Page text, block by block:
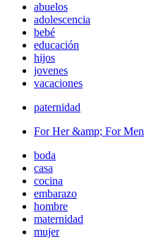
abuelos
adolescencia
bebé
educación
hijos
jovenes
vacaciones
paternidad
For Her &amp; For Men
boda
casa
cocina
embarazo
hombre
maternidad
mujer